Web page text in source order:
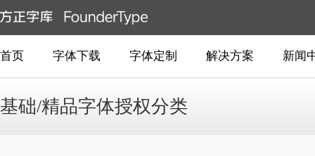
首页 字体下载 字体定制 解决方案 新闻
基础/精品字体授权分类